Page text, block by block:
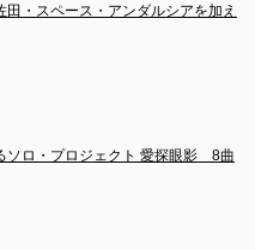
田・スペース・アンダルシアを加え
ソロ・プロジェクト 愛探眼影　8曲